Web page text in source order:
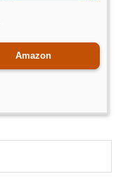
Amazon